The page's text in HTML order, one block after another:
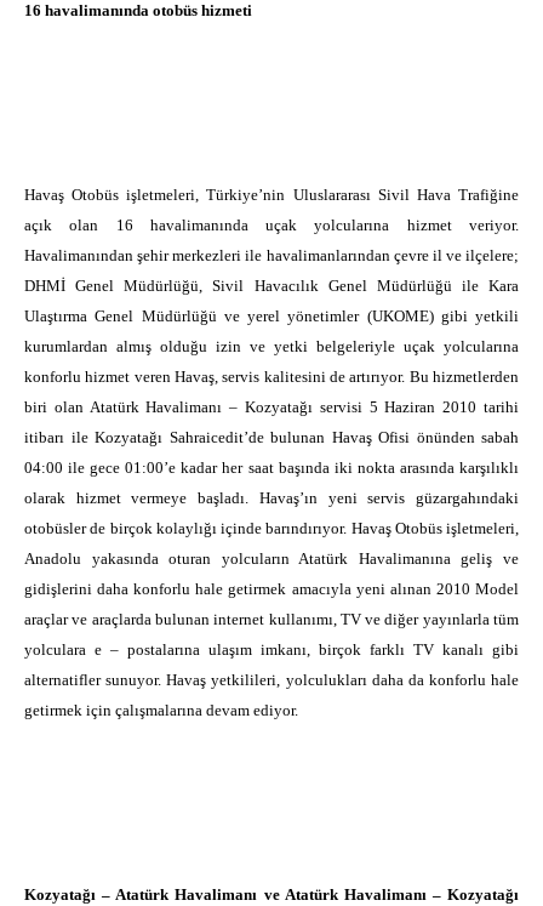
16 havalimanında otobüs hizmeti
Havaş Otobüs işletmeleri, Türkiye’nin Uluslararası Sivil Hava Trafiğine
açık olan 16 havalimanında uçak yolcularına hizmet veriyor.
Havalimanından şehir merkezleri ile havalimanlarından çevre il ve ilçelere;
DHMİ Genel Müdürlüğü, Sivil Havacılık Genel Müdürlüğü ile Kara
Ulaştırma Genel Müdürlüğü ve yerel yönetimler (UKOME) gibi yetkili
kurumlardan almış olduğu izin ve yetki belgeleriyle uçak yolcularına
konforlu hizmet veren Havaş, servis kalitesini de artırıyor. Bu hizmetlerden
biri olan Atatürk Havalimanı – Kozyatağı servisi 5 Haziran 2010 tarihi
itibarı ile Kozyatağı Sahraicedit’de bulunan Havaş Ofisi önünden sabah
04:00 ile gece 01:00’e kadar her saat başında iki nokta arasında karşılıklı
olarak hizmet vermeye başladı. Havaş’ın yeni servis güzargahındaki
otobüsler de birçok kolaylığı içinde barındırıyor. Havaş Otobüs işletmeleri,
Anadolu yakasında oturan yolcuların Atatürk Havalimanına geliş ve
gidişlerini daha konforlu hale getirmek amacıyla yeni alınan 2010 Model
araçlar ve araçlarda bulunan internet kullanımı, TV ve diğer yayınlarla tüm
yolculara e – postalarına ulaşım imkanı, birçok farklı TV kanalı gibi
alternatifler sunuyor. Havaş yetkilileri, yolculukları daha da konforlu hale
getirmek için çalışmalarına devam ediyor.
Kozyatağı – Atatürk Havalimanı ve Atatürk Havalimanı – Kozyatağı